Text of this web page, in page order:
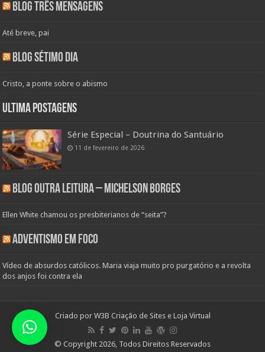
Blog Três Mensagens
Até breve, pai
Blog Sétimo Dia
Cristo, a ponte sobre o abismo
Ultima Postagens
Série Especial – Doutrina do Santuário
11 de fevereiro de 2026
Blog Outra Leitura – Michelson Borges
Ellen White chamou os presbiterianos de “seita”?
Adventismo em Foco
Vídeo de absurdos católicos. Maria viaja muito pro purgatório e a revolta
dos anjos foi contra ela
Criado por W3B Criação de Sites e Loja Virtual
© Copyright 2026, Todos Direitos Reservados